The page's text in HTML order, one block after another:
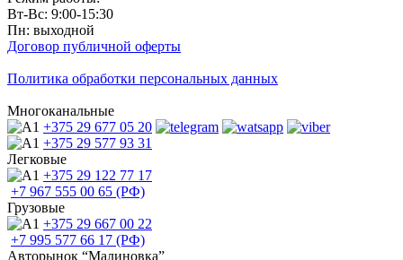
Вт-Вс: 9:00-15:30
Пн: выходной
Договор публичной оферты
Политика обработки персональных данных
Многоканальные
+375 29 677 05 20
+375 29 577 93 31
Легковые
+375 29 122 77 17
+7 967 555 00 65 (РФ)
Грузовые
+375 29 667 00 22
+7 995 577 66 17 (РФ)
Авторынок “Малиновка”